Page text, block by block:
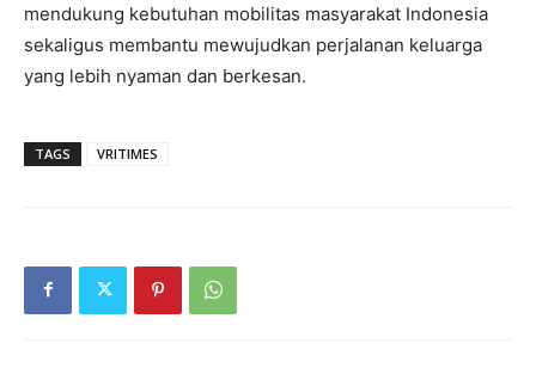
mendukung kebutuhan mobilitas masyarakat Indonesia
sekaligus membantu mewujudkan perjalanan keluarga
yang lebih nyaman dan berkesan.
TAGS VRITIMES